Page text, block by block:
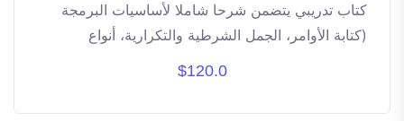
كتاب تدريبي يتضمن شرحا شاملا لأساسيات البرمجة
(كتابة الأوامر، الجمل الشرطية والتكرارية، أنواع
البيانات، كتابة الدوال، وغيرها) باستخدام لغة بايثون.
$120.0